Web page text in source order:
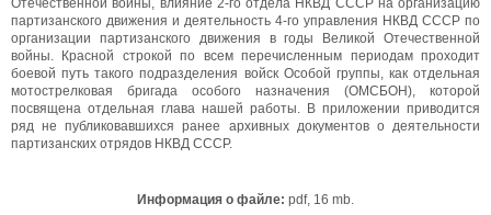
партизанского движения и деятельность 4-го управления НКВД СССР по
организации партизанского движения в годы Великой Отечественной
войны. Красной строкой по всем перечисленным периодам проходит
боевой путь такого подразделения войск Особой группы, как отдельная
мотострелковая бригада особого назначения (ОМСБОН), которой
посвящена отдельная глава нашей работы. В приложении приводится
ряд не публиковавшихся ранее архивных документов о деятельности
партизанских отрядов НКВД СССР.
Информация о файле: pdf, 16 mb.